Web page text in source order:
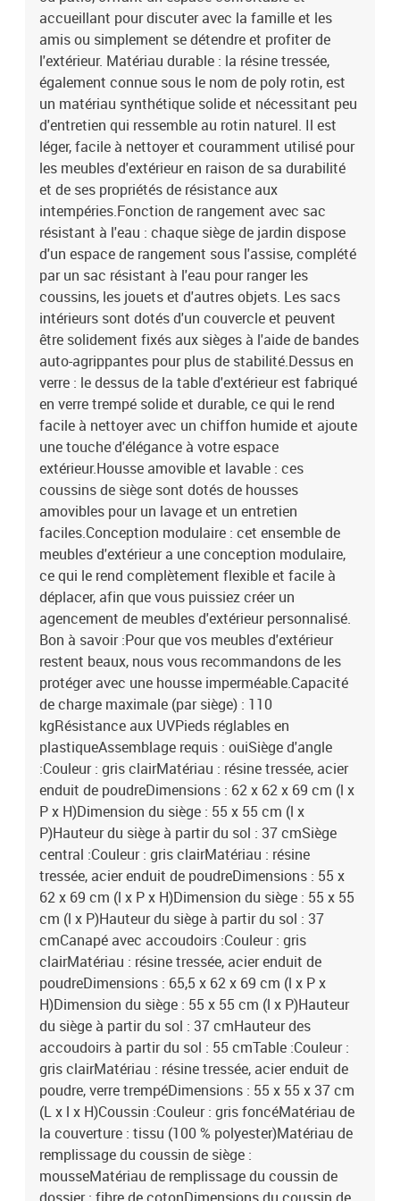
du sol : 37 cmCanapé avec accoudoirs :Couleur : gris
clairMatériau : résine tressée, acier enduit de poudreDimensions :
65,5 x 62 x 69 cm (l x P x H)Dimension du siège : 55 x 55 cm (l x
P)Hauteur du siège à partir du sol : 37 cmHauteur des accoudoirs
à partir du sol : 55 cmTable :Couleur : gris clairMatériau : résine
tressée, acier enduit de poudre, verre trempéDimensions : 55 x 55 x
37 cm (L x l x H)Coussin :Couleur : gris foncéMatériau de la
couverture : tissu (100 % polyester)Matériau de remplissage du
coussin de siège : mousseMatériau de remplissage du coussin de
dossier : fibre de cotonDimensions du coussin de siège : 55 x 55 x
3 cm (l x P x é)Dimensions du coussin de dossier : 55 x 45 x 13 cm
(L x l x é)La livraison contient :1 x siège d'angle avec fonction de
rangement et sac résistant à l'eau6 x siège central incluant une
fonction de rangement avec un sac résistant à l'eau4 x canapé
d'accoudoir avec fonction de rangement et sac résistant à l'eau1 x
table de jardin12 x coussin de dossier11 x coussin de siège avec
housse amovible et lavable
accueillant pour discuter avec la famille et les
amis ou simplement se détendre et profiter de
l'extérieur. Matériau durable : la résine tressée,
également connue sous le nom de poly rotin, est
un matériau synthétique solide et nécessitant peu
d'entretien qui ressemble au rotin naturel. Il est
léger, facile à nettoyer et couramment utilisé pour
les meubles d'extérieur en raison de sa durabilité
et de ses propriétés de résistance aux
intempéries.Fonction de rangement avec sac
résistant à l'eau : chaque siège de jardin dispose
d'un espace de rangement sous l'assise, complété
par un sac résistant à l'eau pour ranger les
coussins, les jouets et d'autres objets. Les sacs
intérieurs sont dotés d'un couvercle et peuvent
être solidement fixés aux sièges à l'aide de bandes
auto-agrippantes pour plus de stabilité.Dessus en
verre : le dessus de la table d'extérieur est fabriqué
en verre trempé solide et durable, ce qui le rend
facile à nettoyer avec un chiffon humide et ajoute
une touche d'élégance à votre espace
extérieur.Housse amovible et lavable : ces
coussins de siège sont dotés de housses
amovibles pour un lavage et un entretien
faciles.Conception modulaire : cet ensemble de
meubles d'extérieur a une conception modulaire,
ce qui le rend complètement flexible et facile à
déplacer, afin que vous puissiez créer un
agencement de meubles d'extérieur personnalisé.
Bon à savoir :Pour que vos meubles d'extérieur
restent beaux, nous vous recommandons de les
protéger avec une housse imperméable.Capacité
de charge maximale (par siège) : 110
kgRésistance aux UVPieds réglables en
plastiqueAssemblage requis : ouiSiège d'angle
:Couleur : gris clairMatériau : résine tressée, acier
enduit de poudreDimensions : 62 x 62 x 69 cm (l x
P x H)Dimension du siège : 55 x 55 cm (l x
P)Hauteur du siège à partir du sol : 37 cmSiège
central :Couleur : gris clairMatériau : résine
tressée, acier enduit de poudreDimensions : 55 x
62 x 69 cm (l x P x H)Dimension du siège : 55 x 55
cm (l x P)Hauteur du siège à partir du sol : 37
cmCanapé avec accoudoirs :Couleur : gris
clairMatériau : résine tressée, acier enduit de
poudreDimensions : 65,5 x 62 x 69 cm (l x P x
H)Dimension du siège : 55 x 55 cm (l x P)Hauteur
du siège à partir du sol : 37 cmHauteur des
accoudoirs à partir du sol : 55 cmTable :Couleur :
gris clairMatériau : résine tressée, acier enduit de
poudre, verre trempéDimensions : 55 x 55 x 37 cm
(L x l x H)Coussin :Couleur : gris foncéMatériau de
la couverture : tissu (100 % polyester)Matériau de
remplissage du coussin de siège :
mousseMatériau de remplissage du coussin de